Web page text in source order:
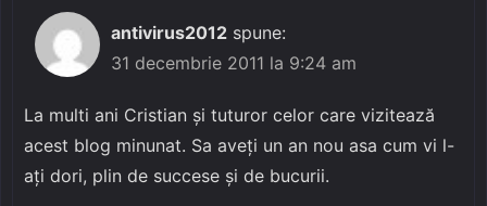
antivirus2012 spune:
31 decembrie 2011 la 9:24 am
La multi ani Cristian și tuturor celor care vizitează
acest blog minunat. Sa aveți un an nou asa cum vi l-
ați dori, plin de succese și de bucurii.